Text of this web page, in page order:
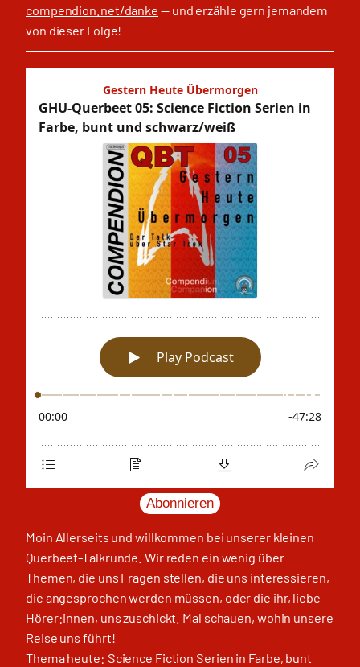
compendion.net/danke — und erzähle gern jemandem
von dieser Folge!
Abonnieren
Moin Allerseits und willkommen bei unserer kleinen
Querbeet-Talkrunde. Wir reden ein wenig über
Themen, die uns Fragen stellen, die uns interessieren,
die angesprochen werden müssen, oder die ihr, liebe
Hörer:innen, uns zuschickt. Mal schauen, wohin unsere
Reise uns führt!
Thema heute: Science Fiction Serien in Farbe, bunt